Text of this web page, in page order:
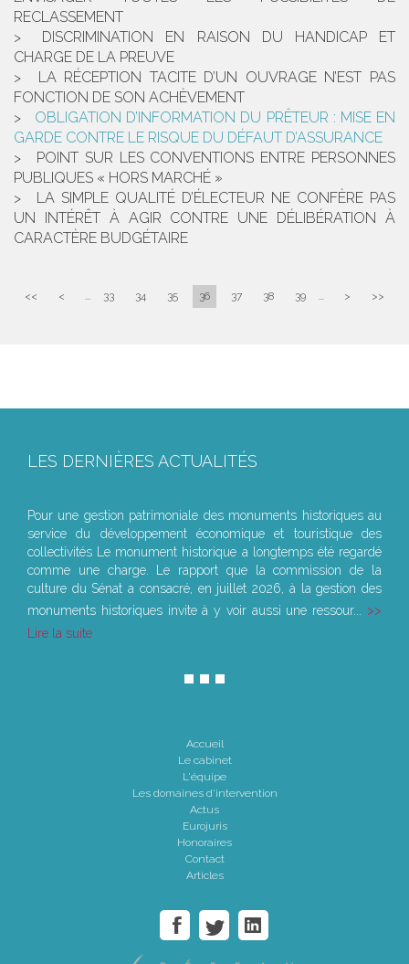
RECLASSEMENT
DISCRIMINATION EN RAISON DU HANDICAP ET
CHARGE DE LA PREUVE
LA RÉCEPTION TACITE D’UN OUVRAGE N’EST PAS
FONCTION DE SON ACHÈVEMENT
OBLIGATION D’INFORMATION DU PRÊTEUR : MISE EN
GARDE CONTRE LE RISQUE DU DÉFAUT D’ASSURANCE
POINT SUR LES CONVENTIONS ENTRE PERSONNES
PUBLIQUES « HORS MARCHÉ »
LA SIMPLE QUALITÉ D’ÉLECTEUR NE CONFÈRE PAS
UN INTÉRÊT À AGIR CONTRE UNE DÉLIBÉRATION À
CARACTÈRE BUDGÉTAIRE
<< < ... 33 34 35 36 37 38 39 ... > >>
LES DERNIÈRES ACTUALITÉS
Pour une gestion patrimoniale des monuments historiques au
service du développement économique et touristique des
collectivités Le monument historique a longtemps été regardé
comme une charge. Le rapport que la commission de la
culture du Sénat a consacré, en juillet 2026, à la gestion des
monuments historiques invite à y voir aussi une ressour...
Lire la suite
Accueil
Le cabinet
L'équipe
Les domaines d'intervention
Actus
Eurojuris
Honoraires
Contact
Articles